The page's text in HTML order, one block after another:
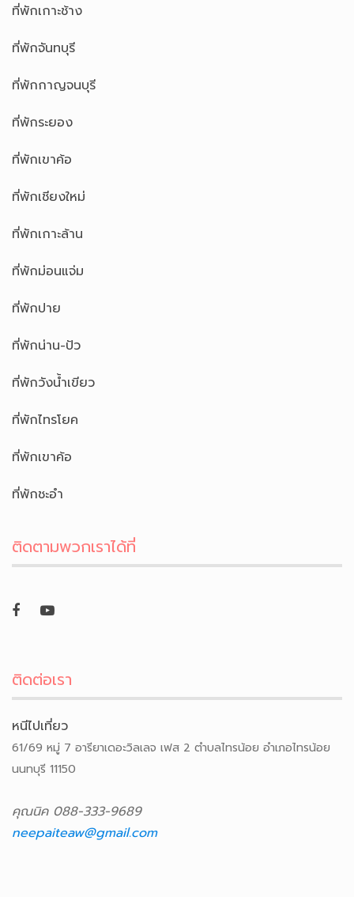
ที่พักเกาะช้าง
ที่พักจันทบุรี
ที่พักกาญจนบุรี
ที่พักระยอง
ที่พักเขาค้อ
ที่พักเชียงใหม่
ที่พักเกาะล้าน
ที่พักม่อนแจ่ม
ที่พักปาย
ที่พักน่าน-ปัว
ที่พักวังน้ำเขียว
ที่พักไทรโยค
ที่พักเขาค้อ
ที่พักชะอำ
ติดตามพวกเราได้ที่
ติดต่อเรา
หนีไปเที่ยว
61/69 หมู่ 7 อารียาเดอะวิลเลจ เฟส 2 ตำบลไทรน้อย อำเภอไทรน้อย
นนทบุรี 11150
คุณนิค 088-333-9689
neepaiteaw@gmail.com